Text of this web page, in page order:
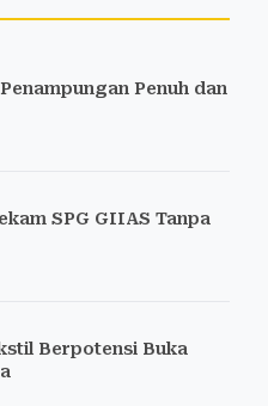
Penuh dan
SPG GIIAS Tanpa
Berpotensi Buka